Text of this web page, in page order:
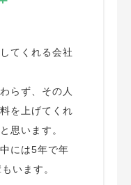
てくれる会社
らず、その人
を上げてくれ
思います。
には5年で年
います。